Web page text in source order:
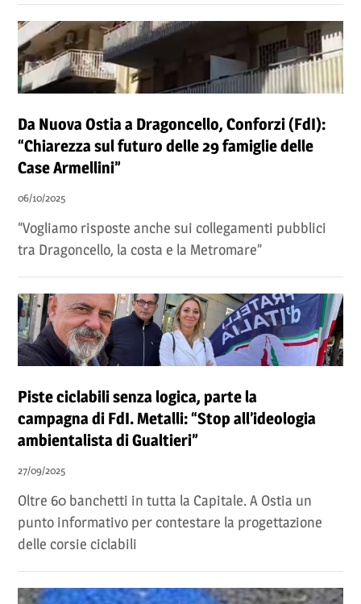
Da Nuova Ostia a Dragoncello, Conforzi (FdI):
“Chiarezza sul futuro delle 29 famiglie delle
Case Armellini”
06/10/2025
“Vogliamo risposte anche sui collegamenti pubblici
tra Dragoncello, la costa e la Metromare”
Piste ciclabili senza logica, parte la
campagna di FdI. Metalli: “Stop all’ideologia
ambientalista di Gualtieri”
27/09/2025
Oltre 60 banchetti in tutta la Capitale. A Ostia un
punto informativo per contestare la progettazione
delle corsie ciclabili